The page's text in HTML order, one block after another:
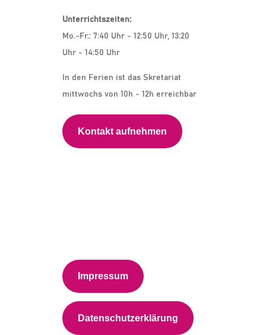
Unterrichtszeiten:
Mo.-Fr.: 7:40 Uhr - 12:50 Uhr, 13:20
Uhr - 14:50 Uhr
In den Ferien ist das Skretariat
mittwochs von 10h - 12h erreichbar
Kontakt aufnehmen
Impressum
Datenschutzerklärung